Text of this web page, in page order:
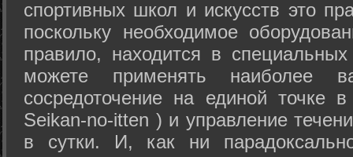
спортивных школ и искусств это
поскольку необходимое
правило, находится в
можете применять наиболее
сосредоточение на единой точке
Seikan-­no-­itten ) и управление
в сутки. И, как ни